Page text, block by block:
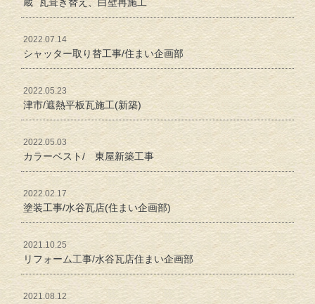
2022.07.14
シャッター取り替工事/住まい企画部
2022.05.23
津市/遮熱平板瓦施工(新築)
2022.05.03
カラーベスト/ 東屋新築工事
2022.02.17
塗装工事/水谷瓦店(住まい企画部)
2021.10.25
リフォーム工事/水谷瓦店住まい企画部
2021.08.12